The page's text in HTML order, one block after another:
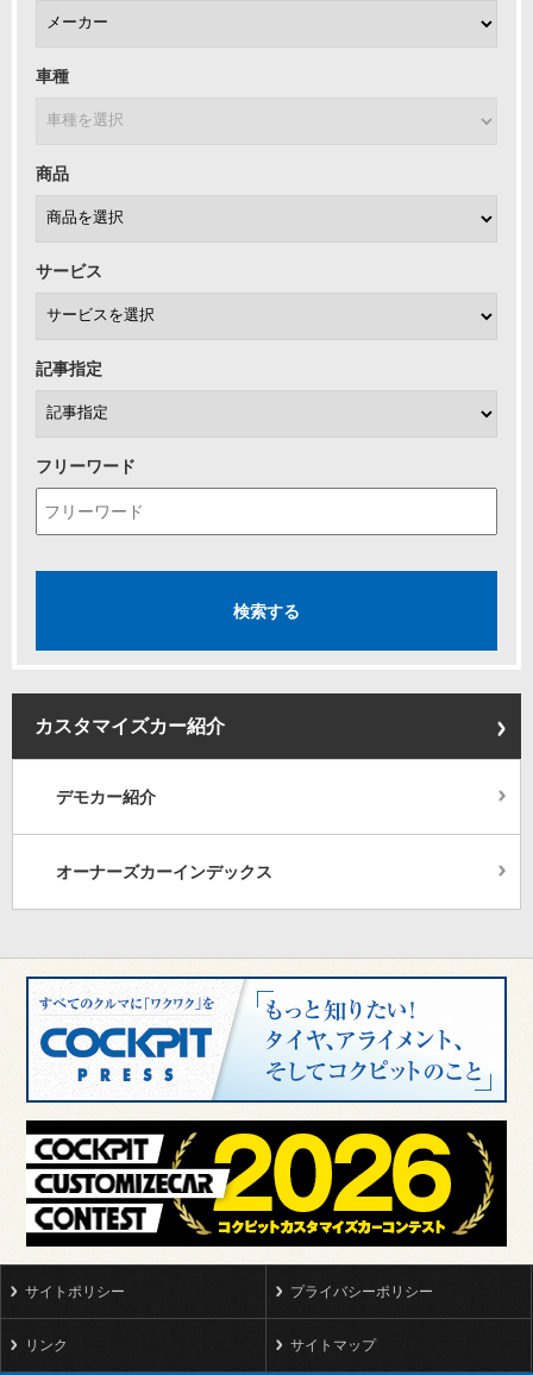
車種
商品
サービス
記事指定
フリーワード
カスタマイズカー紹介
デモカー紹介
オーナーズカーインデックス
サイトポリシー プライバシーポリシー
リンク サイトマップ